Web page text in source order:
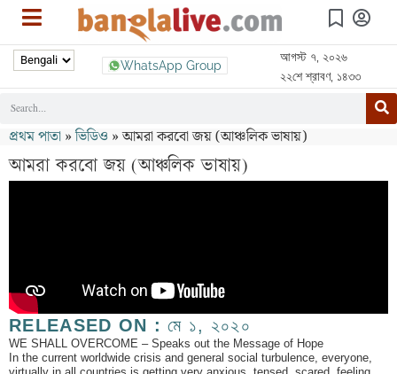
WhatsApp Group
আগস্ট ৭, ২০২৬
২২শে শ্রাবণ, ১৪৩৩
প্রথম পাতা »ভিডিও »আমরা করবো জয় (আঞ্চলিক ভাষায়)
আমরা করবো জয় (আঞ্চলিক ভাষায়)
RELEASED ON : মে ১, ২০২০
WE SHALL OVERCOME – Speaks out the Message of Hope
In the current worldwide crisis and general social turbulence, everyone,